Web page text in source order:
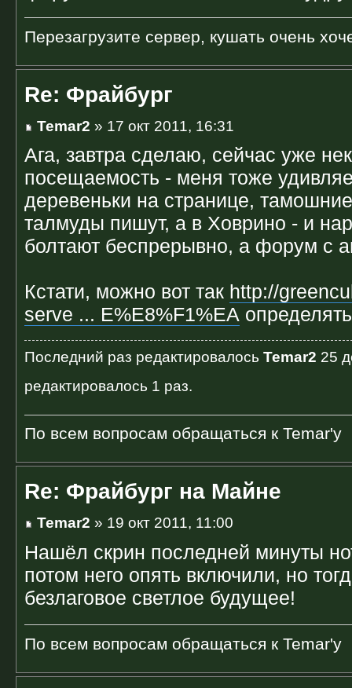
Перезагрузите сервер, кушать очень
Re: Фрайбург
Temar2 » 17 окт 2011, 16:31
Ага, завтра сделаю, сейчас уже
посещаемость - меня тоже
деревеньки на странице,
талмуды пишут, а в Ховрино - и
болтают беспрерывно, а форум с
Кстати, можно вот так http://
serve ... E%E8%F1%EA
Последний раз редактировалось Temar2 25
редактировалось 1 раз.
По всем вопросам обращаться к Temar'у
Re: Фрайбург на Майне
Temar2 » 19 окт 2011, 11:00
Нашёл скрин последней минуты
потом него опять включили, но
безлаговое светлое будущее!
По всем вопросам обращаться к Temar'у